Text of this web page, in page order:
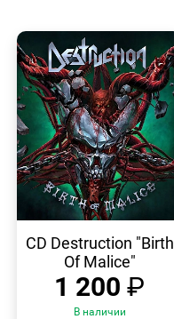
ПРОСМОТР
CD Destruction "Birth
Of Malice"
1 200 ₽
В наличии